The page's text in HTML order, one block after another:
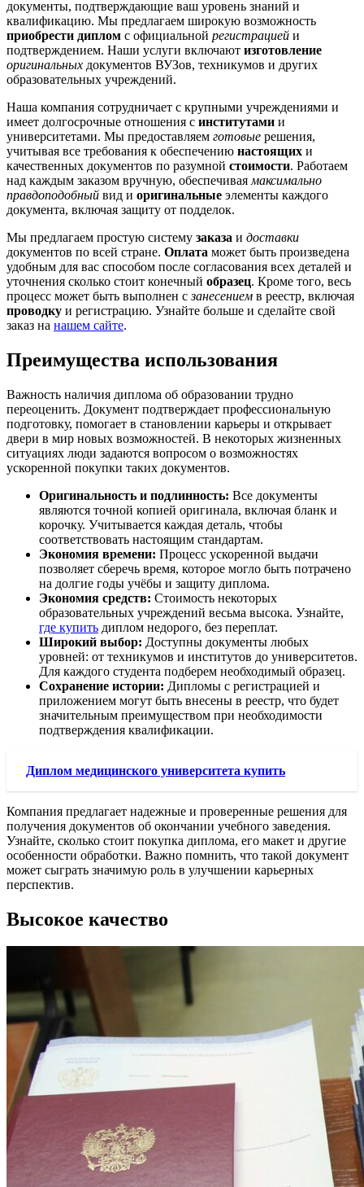
документы, подтверждающие ваш уровень знаний и
квалификацию. Мы предлагаем широкую возможность
приобрести диплом с официальной регистрацией и
подтверждением. Наши услуги включают изготовление
оригинальных документов ВУЗов, техникумов и других
образовательных учреждений.
Наша компания сотрудничает с крупными учреждениями и
имеет долгосрочные отношения с институтами и
университетами. Мы предоставляем готовые решения,
учитывая все требования к обеспечению настоящих и
качественных документов по разумной стоимости. Работаем
над каждым заказом вручную, обеспечивая максимально
правдоподобный вид и оригинальные элементы каждого
документа, включая защиту от подделок.
Мы предлагаем простую систему заказа и доставки
документов по всей стране. Оплата может быть произведена
удобным для вас способом после согласования всех деталей и
уточнения сколько стоит конечный образец. Кроме того, весь
процесс может быть выполнен сзанесением в реестр, включая
проводку и регистрацию. Узнайте больше и сделайте свой
заказ на нашем сайте.
Преимущества использования
Важность наличия диплома об образовании трудно
переоценить. Документ подтверждает профессиональную
подготовку, помогает в становлении карьеры и открывает
двери в мир новых возможностей. В некоторых жизненных
ситуациях люди задаются вопросом о возможностях
ускоренной покупки таких документов.
Оригинальность и подлинность: Все документы
являются точной копией оригинала, включая бланк и
корочку. Учитывается каждая деталь, чтобы
соответствовать настоящим стандартам.
Экономия времени: Процесс ускоренной выдачи
позволяет сберечь время, которое могло быть потрачено
на долгие годы учёбы и защиту диплома.
Экономия средств: Стоимость некоторых
образовательных учреждений весьма высока. Узнайте,
где купить диплом недорого, без переплат.
Широкий выбор: Доступны документы любых
уровней: от техникумов и институтов до университетов.
Для каждого студента подберем необходимый образец.
Сохранение истории: Дипломы с регистрацией и
приложением могут быть внесены в реестр, что будет
значительным преимуществом при необходимости
подтверждения квалификации.
Диплом медицинского университета купить
Компания предлагает надежные и проверенные решения для
получения документов об окончании учебного заведения.
Узнайте, сколько стоит покупка диплома, его макет и другие
особенности обработки. Важно помнить, что такой документ
может сыграть значимую роль в улучшении карьерных
перспектив.
Высокое качество